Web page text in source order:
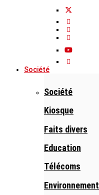
Société
Société
Kiosque
Faits divers
Education
Télécoms
Environnement